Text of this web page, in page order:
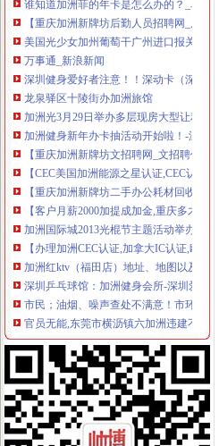
【重庆加洲新牌坊后勤人员招聘网_后勤
美国光少女加州葡萄干广州进口报关办
万事通_新浪新闻
深圳健身爱好者注意！！深动卡（深动一
龙泉驿区十陵街办加洲旅馆
加洲光3月29日举办多层现房大型让利活
加洲健身新年办卡抽活动开始啦！-深圳58
【重庆加洲新牌坊文招聘网_文招聘信息
【CEC美国加洲能源之星认证,CEC认证
【重庆加洲新牌坊二手办公耗材回收回收
【客户月薪2000加提成加金,重庆多才广
加洲国际城2013光棍节主题活动举办-导
【办理加洲CEC认证,加拿大IC认证,欧洲
加洲红ktv（福田店）地址、地图以及周
深圳乒乓球馆：加洲健身会所-深圳爱问分
市民；油烟、噪声查处不满意！市环保局
官员无能,东莞市横沥镇六加洲违建不处理
开家饭店要多少钱？在学校旁边的那种,
中美之间的差距,转贴来自天涯经济论坛-
818我的现任和前夫,说说中美两国男人的
因本人怀孕,急转让一张刚办的杰司健身卡
北京兰迪花卉精品有限公司等35户外商投
欢乐举办加洲DIY风筝购房送美金
重庆有哪些宠物店,分别在哪_搜问问